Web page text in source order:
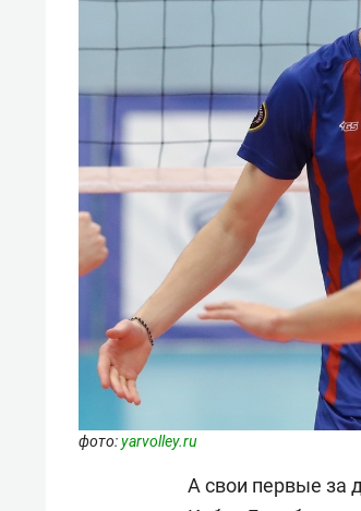
фото:yarvolley.ru
А свои первые за